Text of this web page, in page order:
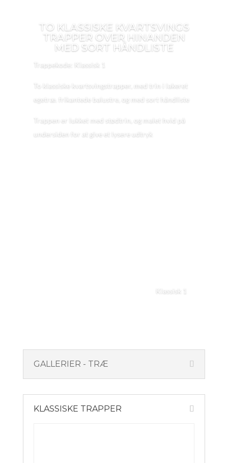
TO KLASSISKE KVARTSVINGS
TRAPPER OVER HINANDEN
MED SORT HÅNDLISTE
Trappekode: Klassisk 1
To klassiske kvartsvingstrapper, med trin i lakeret
egetræ. frikantede balustre, og med sort håndliste
Trappen er lukket med stødtrin, og malet hvid på
undersiden for at give et lysere udtryk
Klassisk 1
GALLERIER - TRÆ
KLASSISKE TRAPPER